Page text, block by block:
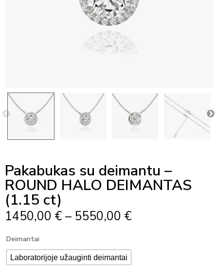
Pakabukas su deimantu –
ROUND HALO DEIMANTAS
(1.15 ct)
1450,00 € – 5550,00 €
Deimantai
Laboratorijoje užauginti deimantai
produkto
Pakabukas